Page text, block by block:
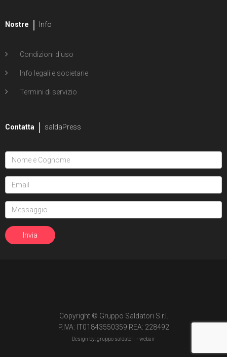
Nostre Info
Condizioni d'uso
Info legali e societarie
Termini di servizio
Contatta saldaPress
Copyright © Gruppo Saldatori S.r.l.
P.IVA: IT01843550359 REA: 228492
Design by: gruppo saldatori +webair